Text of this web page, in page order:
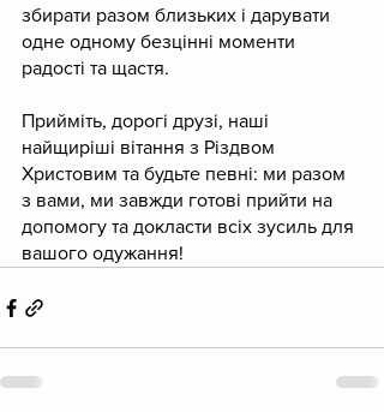
збирати разом близьких і дарувати
одне одному безцінні моменти
радості та щастя.
Прийміть, дорогі друзі, наші
найщиріші вітання з Різдвом
Христовим та будьте певні: ми разом
з вами, ми завжди готові прийти на
допомогу та докласти всіх зусиль для
вашого одужання!